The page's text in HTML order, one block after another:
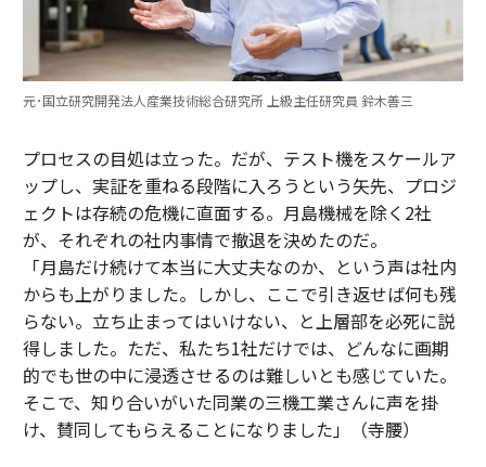
元･国立研究開発法人産業技術総合研究所 上級主任研究員 鈴木善三
プロセスの目処は立った。だが、テスト機をスケールア
ップし、実証を重ねる段階に入ろうという矢先、プロジ
ェクトは存続の危機に直面する。月島機械を除く2社
が、それぞれの社内事情で撤退を決めたのだ。
「月島だけ続けて本当に大丈夫なのか、という声は社内
からも上がりました。しかし、ここで引き返せば何も残
らない。立ち止まってはいけない、と上層部を必死に説
得しました。ただ、私たち1社だけでは、どんなに画期
的でも世の中に浸透させるのは難しいとも感じていた。
そこで、知り合いがいた同業の三機工業さんに声を掛
け、賛同してもらえることになりました」（寺腰）